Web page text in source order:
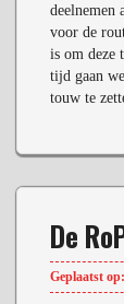
deelnemen
voor de
is om deze
tijd gaan
touw te
De
Geplaatst op: